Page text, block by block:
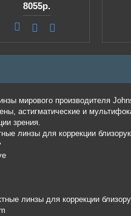
8055р.
мирового производителя
астигматические и
зрения.
линзы для коррекции
линзы для коррекции